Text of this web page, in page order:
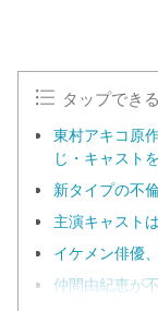
タップでき
東村アキコ原
じ・キャスト
新タイプの不
主演キャスト
イケメン俳優
仲間由紀恵が